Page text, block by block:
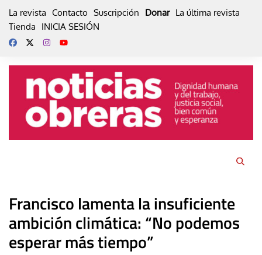
La revista Contacto Suscripción Donar La última revista
Tienda
INICIA SESIÓN
Francisco lamenta la insuficiente
ambición climática: “No podemos
esperar más tiempo”